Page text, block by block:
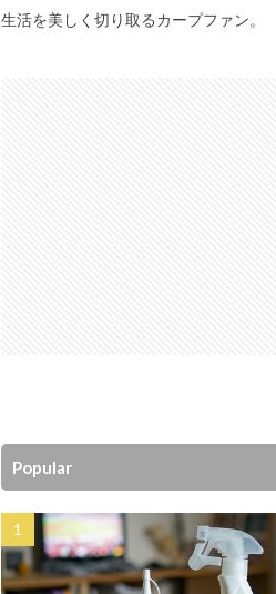
生活を美しく切り取るカープファン。
Popular